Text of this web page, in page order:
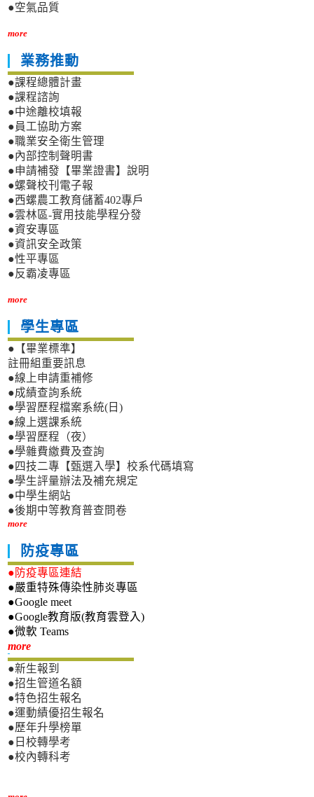
●空氣品質
more
業務推動
●課程總體計畫
●課程諮詢
●中途離校填報
●員工協助方案
●職業安全衛生管理
●內部控制聲明書
●申請補發【畢業證書】說明
●螺聲校刊電子報
●西螺農工教育儲蓄402專戶
●雲林區-實用技能學程分發
●資安專區
●資訊安全政策
●性平專區
●反霸凌專區
more
學生專區
●【畢業標準】
註冊組重要訊息
●線上申請重補修
●成績查詢系統
●學習歷程檔案系統(日)
●線上選課系統
●學習歷程（夜）
●學雜費繳費及查詢
●四技二專【甄選入學】校系代碼填寫
●學生評量辦法及補充規定
●中學生網站
●後期中等教育普查問卷
more
防疫專區
●防疫專區連結
●嚴重特殊傳染性肺炎專區
●Google meet
●Google教育版(教育雲登入)
●微軟 Teams
more新生專區
●新生報到
●招生管道名額
●特色招生報名
●運動績優招生報名
●歷年升學榜單
●日校轉學考
●校內轉科考